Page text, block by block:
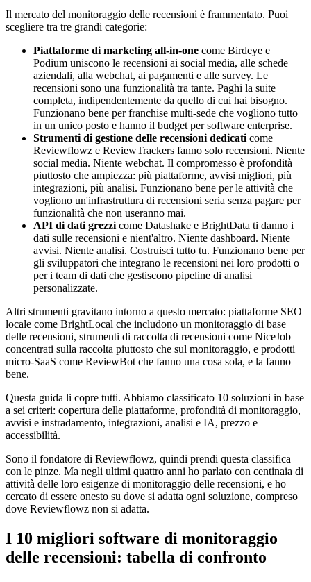
Il mercato del monitoraggio delle recensioni è frammentato. Puoi
scegliere tra tre grandi categorie:
Piattaforme di marketing all-in-one come Birdeye e
Podium uniscono le recensioni ai social media, alle schede
aziendali, alla webchat, ai pagamenti e alle survey. Le
recensioni sono una funzionalità tra tante. Paghi la suite
completa, indipendentemente da quello di cui hai bisogno.
Funzionano bene per franchise multi-sede che vogliono tutto
in un unico posto e hanno il budget per software enterprise.
Strumenti di gestione delle recensioni dedicati come
Reviewflowz e ReviewTrackers fanno solo recensioni. Niente
social media. Niente webchat. Il compromesso è profondità
piuttosto che ampiezza: più piattaforme, avvisi migliori, più
integrazioni, più analisi. Funzionano bene per le attività che
vogliono un'infrastruttura di recensioni seria senza pagare per
funzionalità che non useranno mai.
API di dati grezzi come Datashake e BrightData ti danno i
dati sulle recensioni e nient'altro. Niente dashboard. Niente
avvisi. Niente analisi. Costruisci tutto tu. Funzionano bene per
gli sviluppatori che integrano le recensioni nei loro prodotti o
per i team di dati che gestiscono pipeline di analisi
personalizzate.
Altri strumenti gravitano intorno a questo mercato: piattaforme SEO
locale come BrightLocal che includono un monitoraggio di base
delle recensioni, strumenti di raccolta di recensioni come NiceJob
concentrati sulla raccolta piuttosto che sul monitoraggio, e prodotti
micro-SaaS come ReviewBot che fanno una cosa sola, e la fanno
bene.
Questa guida li copre tutti. Abbiamo classificato 10 soluzioni in base
a sei criteri: copertura delle piattaforme, profondità di monitoraggio,
avvisi e instradamento, integrazioni, analisi e IA, prezzo e
accessibilità.
Sono il fondatore di Reviewflowz, quindi prendi questa classifica
con le pinze. Ma negli ultimi quattro anni ho parlato con centinaia di
attività delle loro esigenze di monitoraggio delle recensioni, e ho
cercato di essere onesto su dove si adatta ogni soluzione, compreso
dove Reviewflowz non si adatta.
I 10 migliori software di monitoraggio
delle recensioni: tabella di confronto